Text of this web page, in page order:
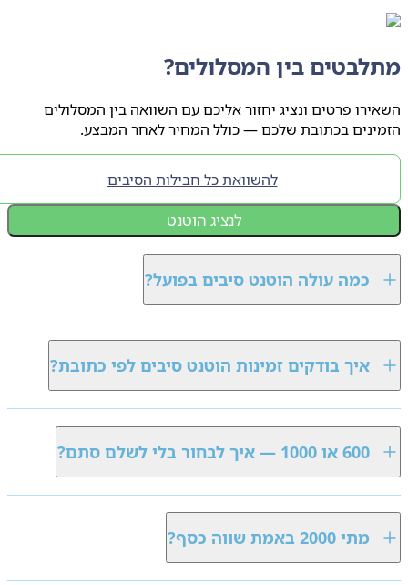
בין המסלולים?
פרטים ונציג יחזור אליכם עם השוואה בין המסלולים
בכתובת שלכם — כולל המחיר לאחר המבצע.
להשוואת כל חבילות הסיבים
לנציג הוטנט
כמה עולה הוטנט סיבים בפועל?
איך בודקים זמינות הוטנט סיבים לפי כתובת?
600 או 1000 — איך לבחור בלי לשלם סתם?
מתי 2000 באמת שווה כסף?